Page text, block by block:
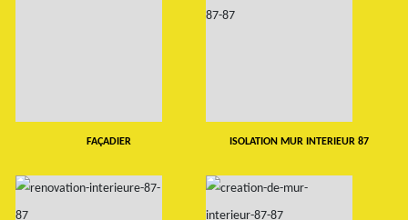
FAÇADIER ISOLATION MUR INTERIEUR 87